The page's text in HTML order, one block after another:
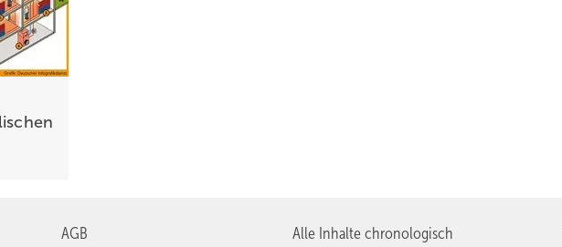
AGB Alle Inhalte chronologisch